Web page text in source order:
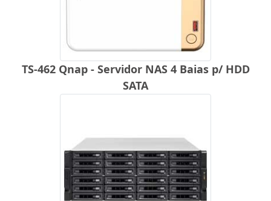
TS-462 Qnap - Servidor NAS 4 Baias p/ HDD
SATA